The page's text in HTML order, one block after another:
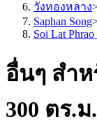
วังทองหลาง
Saphan Song
Soi Lat
อื่นๆ สำห
300 ตร.